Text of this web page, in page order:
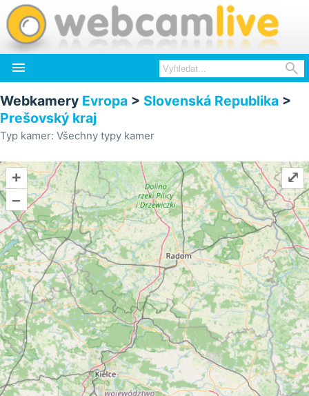
 
Webkamery Evropa > Slovenská Republika >
Prešovský kraj
Typ kamer: Všechny typy kamer
+
–
⤢